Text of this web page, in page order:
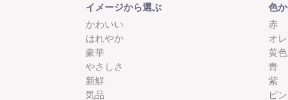
イメージから選ぶ
かわいい
はれやか
豪華
やさしさ
新鮮
気品
色
赤
オ
黄色
青
紫
ピ